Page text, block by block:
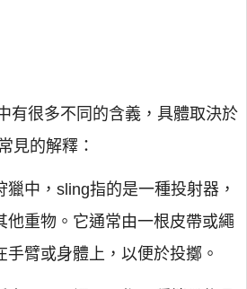
有很多不同的含義，具體取決於
見的解釋：
獵中，sling指的是一種投射器，
他重物。它通常由一根皮帶或繩
手臂或身體上，以便於投擲。